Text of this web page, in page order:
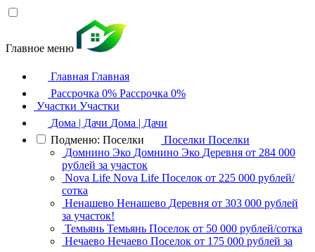
Главное меню
Главная Главная
Рассрочка 0% Рассрочка 0%
Участки Участки
Дома | Дачи Дома | Дачи
Подменю: Поселки
Поселки Поселки
Домнино Эко Домнино Эко Деревня от 284 000
рублей за участок
Nova Life Nova Life Поселок от 225 000 рублей/
сотка
Ненашево Ненашево Деревня от 303 000 рублей
за участок!
Темьянь Темьянь Поселок от 50 000 рублей/сотка
Нечаево Нечаево Поселок от 175 000 рублей за